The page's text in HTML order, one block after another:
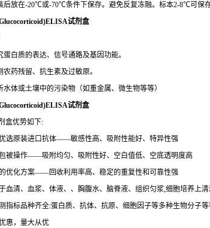
后放在-20℃或-70℃条件下保存。避免反复冻融。标本2-8℃可保
试剂盒
蛋白质的表达、信号通路及基因功能。
药残留、抗生素及过敏原。
水体或土壤中的污染物（如重金属、微生物等等）
试剂盒
盒优势如下:
选原装进口抗体——敏感性高、吸附性能好、特异性强
被操作——吸附均匀、吸附性好、空白值低、空底透明度高
优化方案——回收利用率高、稳定的重复性和可靠性强
血清、血浆、体液、、胸腹水、脑脊液、组织匀浆,细胞培养上
指标品种齐全:蛋白质、抗体、抗原、细胞因子等多种生物分子
惠，量大从优